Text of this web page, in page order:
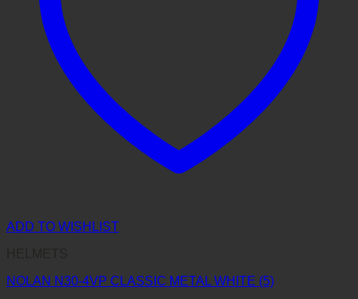
ADD TO WISHLIST
NOLAN N30-4VP CLASSIC METAL WHITE (5)